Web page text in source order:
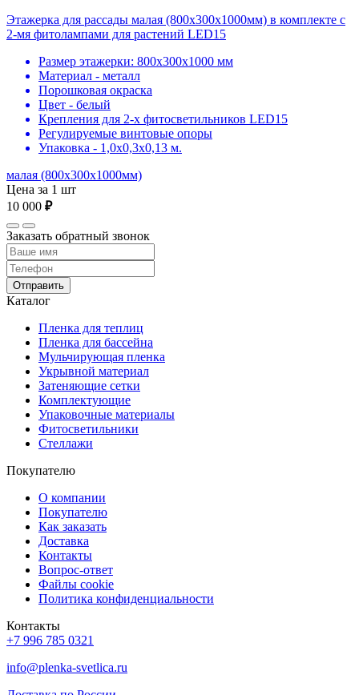
Этажерка для рассады малая (800х300х1000мм) в комплекте с
2-мя фитолампами для растений LED15
Размер этажерки: 800х300х1000 мм
Материал - металл
Порошковая окраска
Цвет - белый
Крепления для 2-х фитосветильников LED15
Регулируемые винтовые опоры
Упаковка - 1,0х0,3х0,13 м.
малая (800х300х1000мм)
Цена за 1 шт
10 000 ₽
Заказать обратный звонок
Отправить
Каталог
Пленка для теплиц
Пленка для бассейна
Мульчирующая пленка
Укрывной материал
Затеняющие сетки
Комплектующие
Упаковочные материалы
Фитосветильники
Стеллажи
Покупателю
О компании
Покупателю
Как заказать
Доставка
Контакты
Вопрос-ответ
Файлы cookie
Политика конфиденциальности
Контакты
+7 996 785 0321
info@plenka-svetlica.ru